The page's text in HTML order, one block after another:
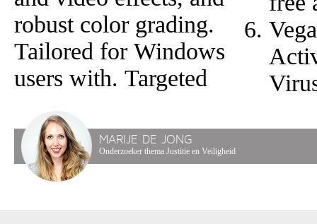
robust color grading.
Tailored for Windows
users with. Targeted
MARIJE DE JONG
Onderzoeker thema Justitie en Veiligheid